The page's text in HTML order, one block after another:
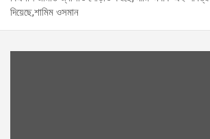
দিয়েছে,শামিম ওসমান